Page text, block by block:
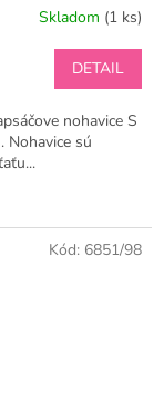
Skladom (1 ks)
DETAIL
nohavice S
Nohavice sú
Kód: 6851/98